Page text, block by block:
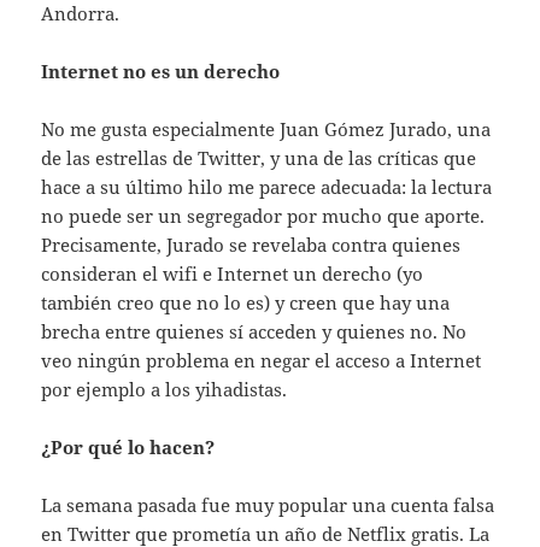
Andorra.
Internet no es un derecho
No me gusta especialmente Juan Gómez Jurado, una
de las estrellas de Twitter, y una de las críticas que
hace a su último hilo me parece adecuada: la lectura
no puede ser un segregador por mucho que aporte.
Precisamente, Jurado se revelaba contra quienes
consideran el wifi e Internet un derecho (yo
también creo que no lo es) y creen que hay una
brecha entre quienes sí acceden y quienes no. No
veo ningún problema en negar el acceso a Internet
por ejemplo a los yihadistas.
¿Por qué lo hacen?
La semana pasada fue muy popular una cuenta falsa
en Twitter que prometía un año de Netflix gratis. La